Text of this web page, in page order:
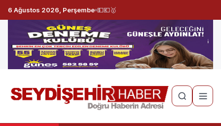
6 Ağustos 2026, Perşembe 💵💶🥇